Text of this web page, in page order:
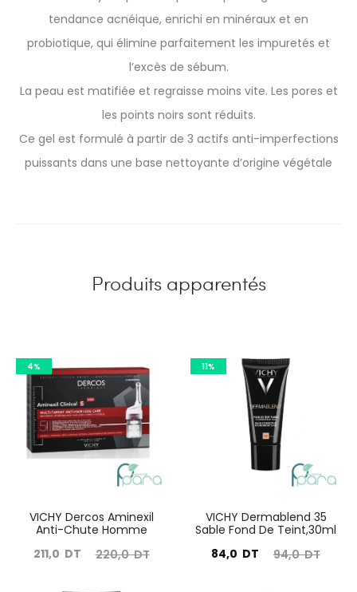
tendance acnéique, enrichi en minéraux et en
probiotique, qui élimine parfaitement les impuretés et
l’excès de sébum.
La peau est matifiée et regraisse moins vite. Les pores et
les points noirs sont réduits.
Ce gel est formulé à partir de 3 actifs anti-imperfections
puissants dans une base nettoyante d’origine végétale
Produits apparentés
4%
VICHY Dercos Aminexil
Anti-Chute Homme
220,0DT
Le
211,0 DT
11%
VICHY Dermablend 35
Sable Fond De Teint,30ml
94,0DT
Le
84,0 DT